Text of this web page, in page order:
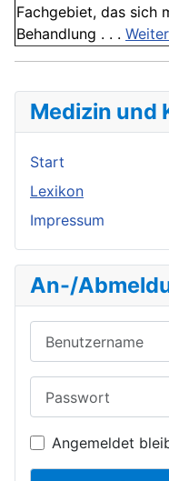
Fachgebiet, das sich
Behandlung . . .
Medizin und
Start
Lexikon
Impressum
An-/
Angemeldet